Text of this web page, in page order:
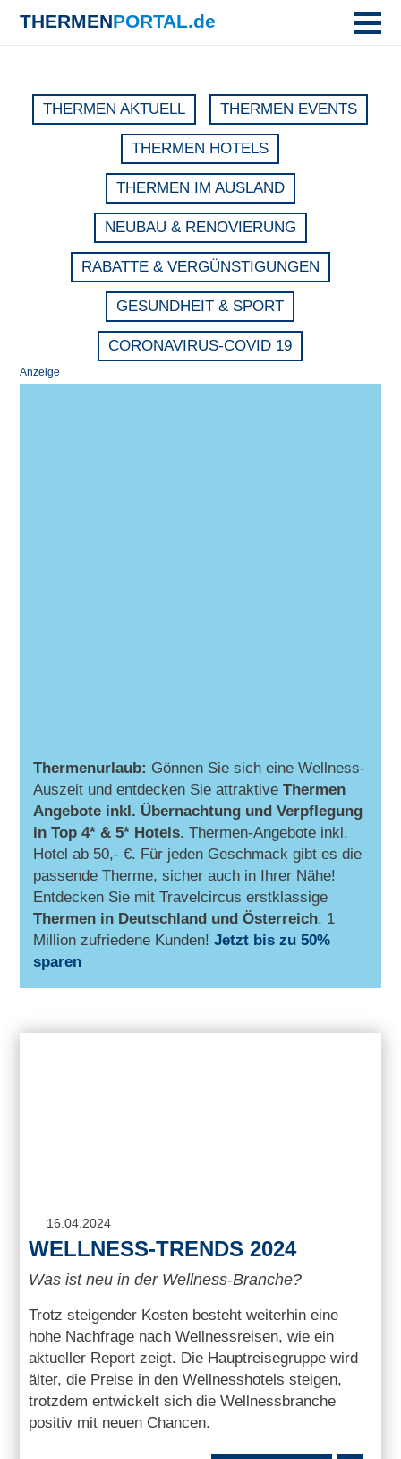
THERMENPORTAL.de
THERMEN AKTUELL THERMEN EVENTS
THERMEN HOTELS
THERMEN IM AUSLAND
NEUBAU & RENOVIERUNG
RABATTE & VERGÜNSTIGUNGEN
GESUNDHEIT & SPORT
CORONAVIRUS-COVID 19
Anzeige
Thermenurlaub: Gönnen Sie sich eine Wellness-
Auszeit und entdecken Sie attraktiveThermen
Angebote inkl. Übernachtung und Verpflegung
in Top 4* & 5* Hotels. Thermen-Angebote inkl.
Hotel ab 50,- €. Für jeden Geschmack gibt es die
passende Therme, sicher auch in Ihrer Nähe!
Entdecken Sie mit Travelcircus erstklassige
Thermen in Deutschland und Österreich. 1
Million zufriedene Kunden!Jetzt bis zu 50%
sparen
16.04.2024
WELLNESS-TRENDS 2024
Was ist neu in der Wellness-Branche?
Trotz steigender Kosten besteht weiterhin eine
hohe Nachfrage nach Wellnessreisen, wie ein
aktueller Report zeigt. Die Hauptreisegruppe wird
älter, die Preise in den Wellnesshotels steigen,
trotzdem entwickelt sich die Wellnessbranche
positiv mit neuen Chancen.